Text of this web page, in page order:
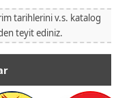
tarihlerini v.s. katalog
teyit ediniz.